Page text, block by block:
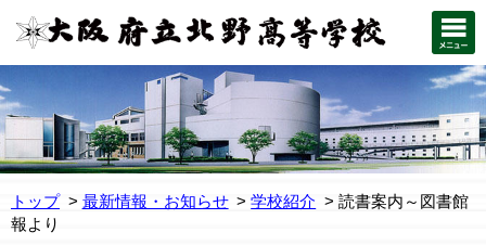
トップ 最新情報・お知らせ 学校紹介
読書案内～図書館
報より